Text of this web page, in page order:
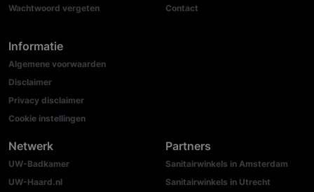
Wachtwoord vergeten
Informatie
Algemene voorwaarden
Disclaimer
Privacy disclaimer
Cookie instellingen
Contact
Netwerk
UW-Badkamer
UW-Haard.nl
Partners
Sanitairwinkels in Amsterdam
Sanitairwinkels in Utrecht